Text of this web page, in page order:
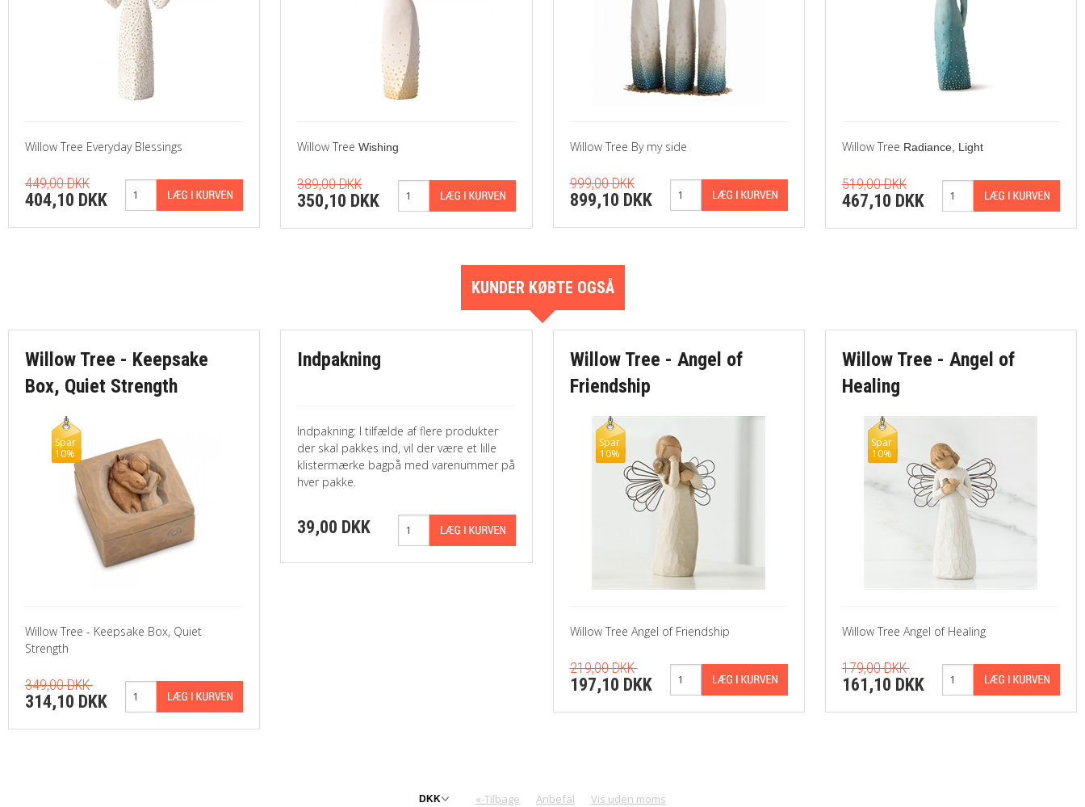
Willow Tree Everyday Blessings
449,00 DKK
404,10 DKK
Willow TreeWishing
389,00 DKK
350,10 DKK
Willow Tree By my side
999,00 DKK
899,10 DKK
Willow Tree Radiance, Light
519,00 DKK
467,10 DKK
KUNDER KØBTE OGSÅ
Willow Tree - Keepsake
Box, Quiet Strength
Spar
10%
Willow Tree - Keepsake Box, Quiet
Strength
349,00 DKK
314,10 DKK
Indpakning
Indpakning: I tilfælde af flere produkter
der skal pakkes ind, vil der være et lille
klistermærke bagpå med varenummer på
hver pakke.
39,00 DKK
Willow Tree - Angel of
Friendship
Spar
10%
Willow Tree Angel of Friendship
219,00 DKK
197,10 DKK
Willow Tree - Angel of
Healing
Spar
10%
Willow Tree Angel of Healing
179,00 DKK
161,10 DKK
«-Tilbage Anbefal Vis uden moms